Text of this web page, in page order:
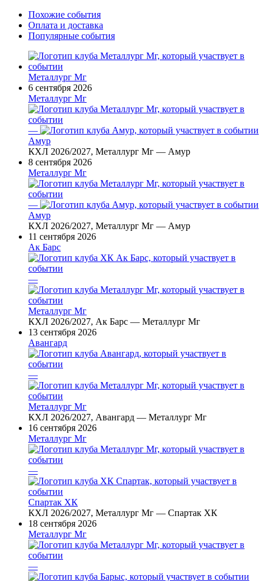
Похожие события
Оплата и доставка
Популярные события
Металлург Мг
6 сентября 2026
Металлург Мг
—
Амур
КХЛ 2026/2027, Металлург Мг — Амур
8 сентября 2026
Металлург Мг
—
Амур
КХЛ 2026/2027, Металлург Мг — Амур
11 сентября 2026
Ак Барс
—
Металлург Мг
КХЛ 2026/2027, Ак Барс — Металлург Мг
13 сентября 2026
Авангард
—
Металлург Мг
КХЛ 2026/2027, Авангард — Металлург Мг
16 сентября 2026
Металлург Мг
—
Спартак ХК
КХЛ 2026/2027, Металлург Мг — Спартак ХК
18 сентября 2026
Металлург Мг
—